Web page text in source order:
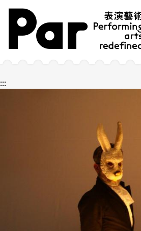
跳到主要內容區塊
網站導覽
:::